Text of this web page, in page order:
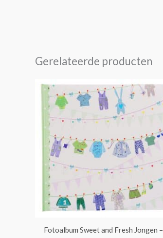
Gerelateerde producten
Fotoalbum Sweet and Fresh Jongen –